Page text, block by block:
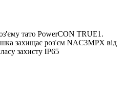
тато PowerCON TRUE1.
захищає роз'єм NAC3MPX від
захисту IP65